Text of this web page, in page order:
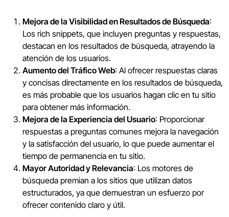
Mejora de la Visibilidad en Resultados de Búsqueda:
Los rich snippets, que incluyen preguntas y respuestas,
destacan en los resultados de búsqueda, atrayendo la
atención de los usuarios.
Aumento del Tráfico Web: Al ofrecer respuestas claras
y concisas directamente en los resultados de búsqueda,
es más probable que los usuarios hagan clic en tu sitio
para obtener más información.
Mejora de la Experiencia del Usuario: Proporcionar
respuestas a preguntas comunes mejora la navegación
y la satisfacción del usuario, lo que puede aumentar el
tiempo de permanencia en tu sitio.
Mayor Autoridad y Relevancia: Los motores de
búsqueda premian a los sitios que utilizan datos
estructurados, ya que demuestran un esfuerzo por
ofrecer contenido claro y útil.